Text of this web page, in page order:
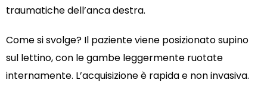
traumatiche dell’anca destra.
Come si svolge? Il paziente viene posizionato supino
sul lettino, con le gambe leggermente ruotate
internamente. L’acquisizione è rapida e non invasiva.